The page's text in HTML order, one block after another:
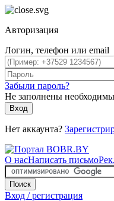
Авторизация
Логин, телефон или email
Забыли пароль?
Не заполнены
Вход
Нет аккаунта?
О насНаписать письмо
Поиск
Вход / регистрация